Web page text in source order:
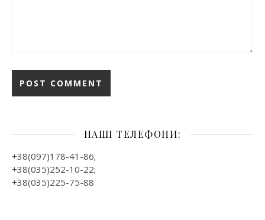
НАШІ ТЕЛЕФОНИ:
+38(097)178-41-86;
+38(035)252-10-22;
+38(035)225-75-88